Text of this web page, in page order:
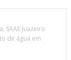
SAAE Juazeiro
de água em